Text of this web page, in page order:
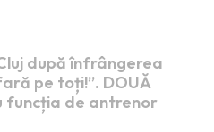
după înfrângerea
pe toți!”. DOUĂ
funcția de antrenor